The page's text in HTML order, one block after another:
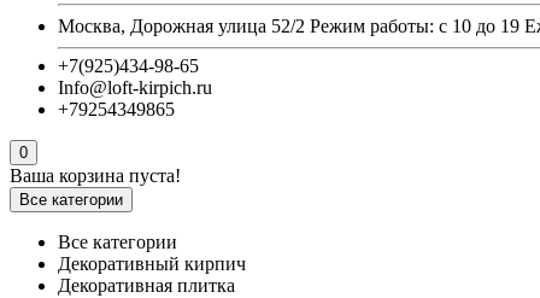
Москва, Дорожная улица 52/2 Режим работы: с 10 до 19
+7(925)434-98-65
Info@loft-kirpich.ru
+79254349865
0
Ваша корзина пуста!
Все категории
Все категории
Декоративный кирпич
Декоративная плитка